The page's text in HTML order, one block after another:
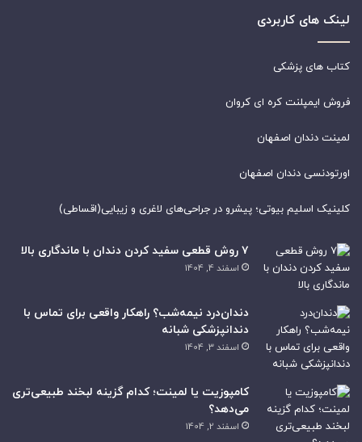
لینک های کاربردی
کتاب های پزشکی
فروش ایمپلنت کره ای کروان
لمینت دندان اصفهان
اورتودنسی دندان اصفهان
کلینیک اسلیم بیوتی؛ پیشرو در جراحی‌های لاغری و زیبایی(اقساطی)
۷ روش قطعی سفید کردن دندان با ماندگاری بالا
اسفند 4, 1404
دندان‌درد نیمه‌شب؟ راهکار واقعی برای تماس با
دندانپزشکی شبانه
اسفند 3, 1404
کامپوزیت یا لمینت؛ کدام گزینه لبخند طبیعی‌تری
می‌دهد؟
اسفند 2, 1404